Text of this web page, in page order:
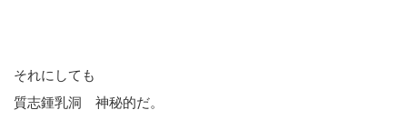
それにしても
質志鍾乳洞 神秘的だ。